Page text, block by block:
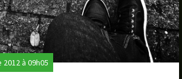
à 09h05